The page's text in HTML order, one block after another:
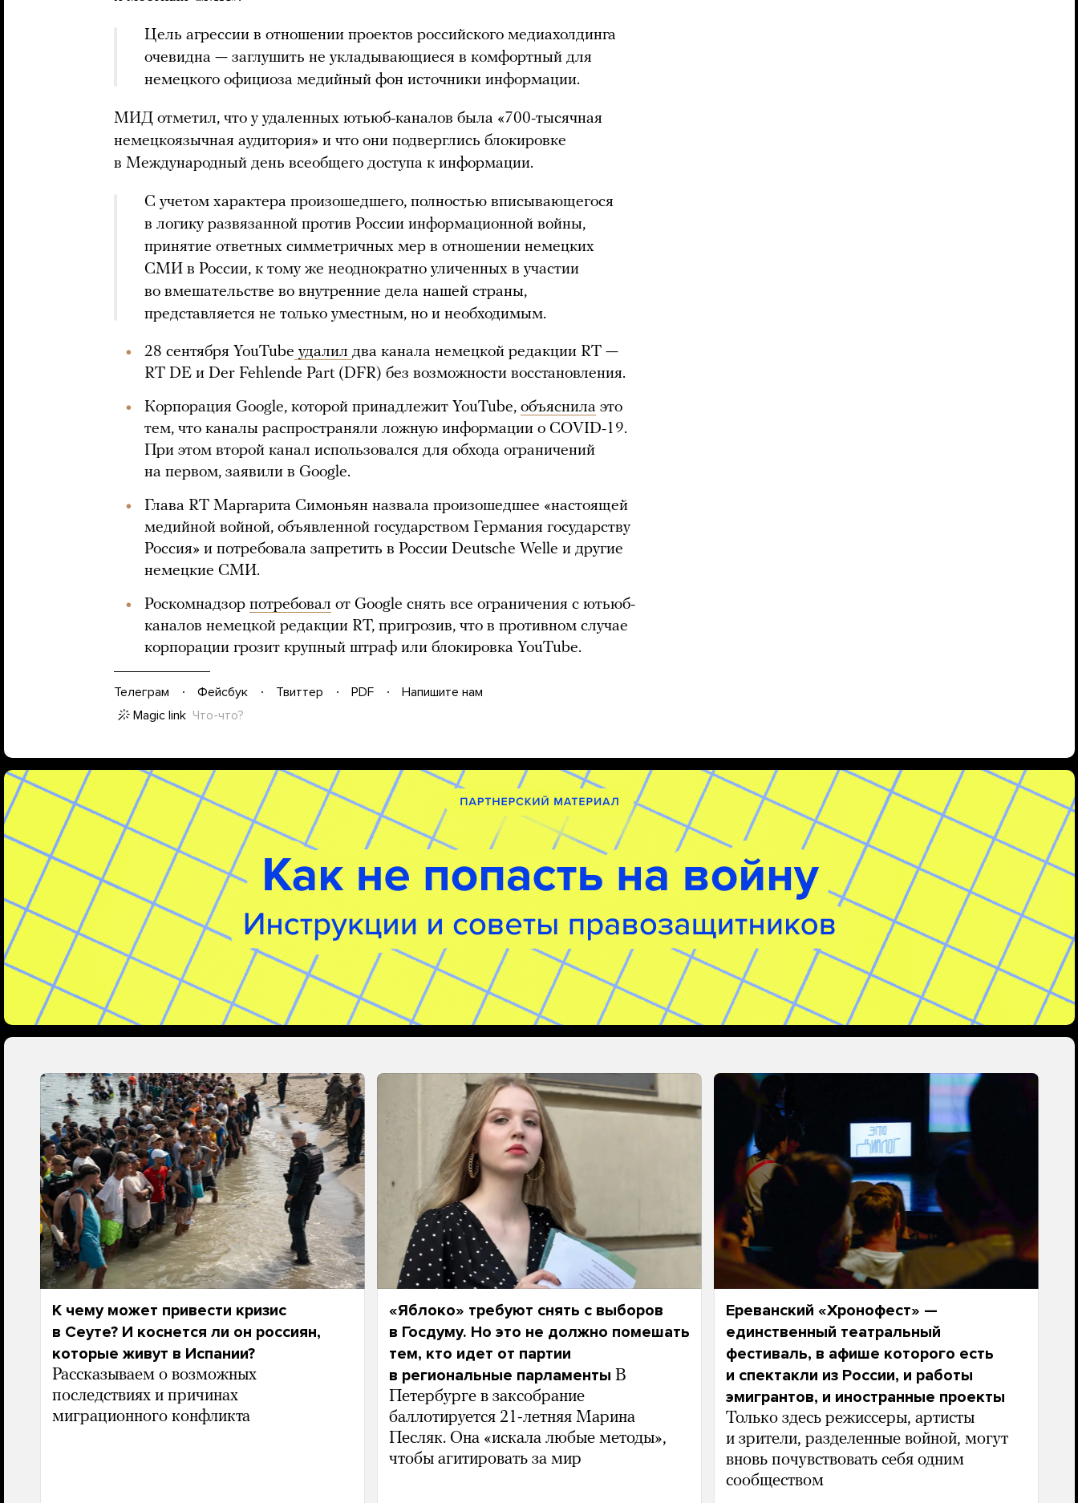
Цель агрессии в отношении проектов российского медиахолдинга
очевидна — заглушить не укладывающиеся в комфортный для
немецкого официоза медийный фон источники информации.
МИД отметил, что у удаленных ютьюб-каналов была «700-тысячная
немецкоязычная аудитория» и что они подверглись блокировке
в Международный день всеобщего доступа к информации.
С учетом характера произошедшего, полностью вписывающегося
в логику развязанной против России информационной войны,
принятие ответных симметричных мер в отношении немецких
СМИ в России, к тому же неоднократно уличенных в участии
во вмешательстве во внутренние дела нашей страны,
представляется не только уместным, но и необходимым.
28 сентября YouTube удалил два канала немецкой редакции RT —
RT DE и Der Fehlende Part (DFR) без возможности восстановления.
Корпорация Google, которой принадлежит YouTube, объяснила это
тем, что каналы распространяли ложную информации о COVID-19.
При этом второй канал использовался для обхода ограничений
на первом, заявили в Google.
Глава RT Маргарита Симоньян назвала произошедшее «настоящей
медийной войной, объявленной государством Германия государству
Россия» и потребовала запретить в России Deutsche Welle и другие
немецкие СМИ.
Роскомнадзор потребовал от Google снять все ограничения с ютьюб-
каналов немецкой редакции RT, пригрозив, что в противном случае
корпорации грозит крупный штраф или блокировка YouTube.
Телеграм Фейсбук Твиттер PDF
Напишите нам
Magic link Что-что?
К чему может привести кризис
в Сеуте? И коснется ли он россиян,
которые живут в Испании?
Рассказываем о возможных
последствиях и причинах
миграционного конфликта
«Яблоко» требуют снять с выборов
в Госдуму. Но это не должно помешать
тем, кто идет от партии
в региональные парламенты В
Петербурге в заксобрание
баллотируется 21-летняя Марина
Песляк. Она «искала любые методы»,
чтобы агитировать за мир
Ереванский «Хронофест» —
единственный театральный
фестиваль, в афише которого есть
и спектакли из России, и работы
эмигрантов, и иностранные проекты
Только здесь режиссеры, артисты
и зрители, разделенные войной, могут
вновь почувствовать себя одним
сообществом